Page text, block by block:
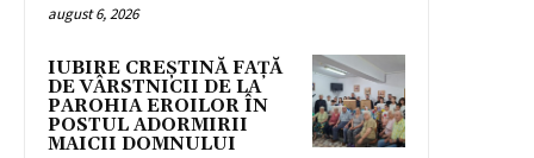
august 6, 2026
IUBIRE CREȘTINĂ FAȚĂ
DE VÂRSTNICII DE LA
PAROHIA EROILOR ÎN
POSTUL ADORMIRII
MAICII DOMNULUI